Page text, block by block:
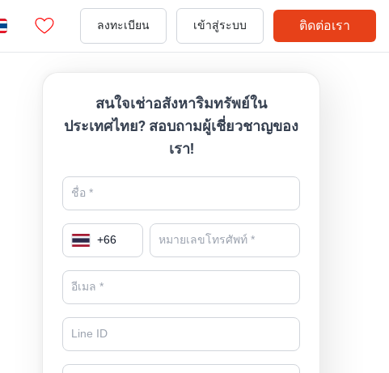
ลงทะเบียน เข้าสู่ระบบ ติดต่อเรา
สนใจเช่าอสังหาริมทรัพย์ใน
ประเทศไทย? สอบถามผู้เชี่ยวชาญของ
เรา!
+66